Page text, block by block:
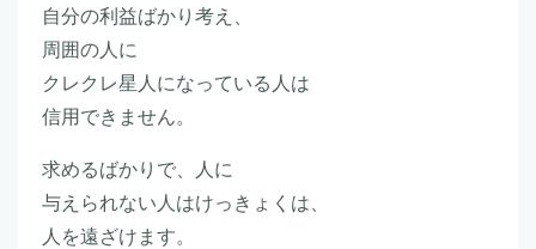
自分の利益ばかり考え、
周囲の人に
クレクレ星人になっている人は
信用できません。
求めるばかりで、人に
与えられない人はけっきょくは、
人を遠ざけます。